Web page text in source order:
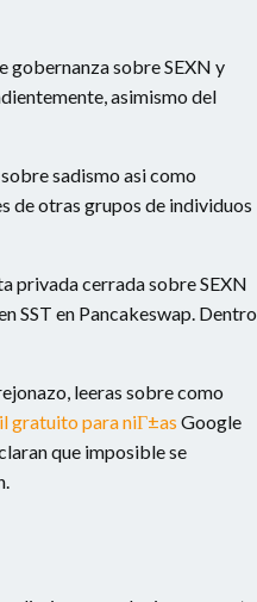
gobernanza sobre SEXN y
asimismo del
sadismo asi­ como
de otras grupos de individuos
privada cerrada sobre SEXN
SST en Pancakeswap. Dentro
leeras sobre como
gratuito para niГ±as Google
que imposible se